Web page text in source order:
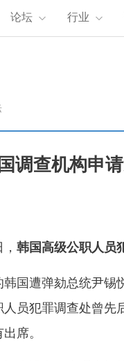
论坛 行业
调查机构申
韩国高级公职人员
国遭弹劾总统尹锡
员犯罪调查处曾先
席。